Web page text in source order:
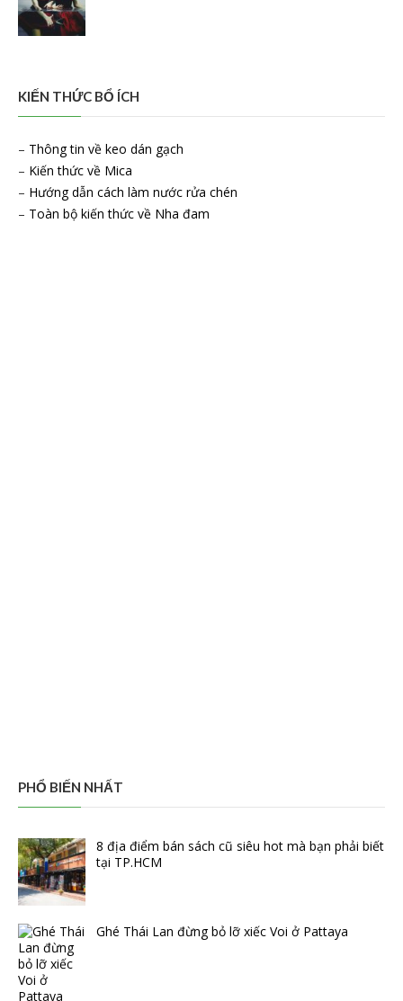
KIẾN THỨC BỔ ÍCH
– Thông tin về keo dán gạch
– Kiến thức về Mica
– Hướng dẫn cách làm nước rửa chén
– Toàn bộ kiến thức về Nha đam
PHỔ BIẾN NHẤT
8 địa điểm bán sách cũ siêu hot mà bạn phải biết
tại TP.HCM
Ghé Thái Lan đừng bỏ lỡ xiếc Voi ở Pattaya